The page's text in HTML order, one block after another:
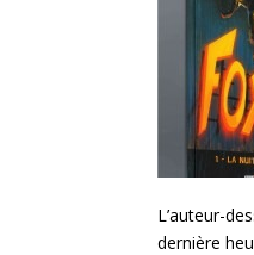
L’auteur-
dernière